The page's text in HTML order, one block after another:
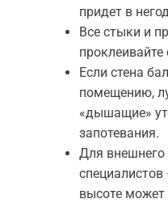
придет в
Все стыки и
Если стена
помещению,
«дышащие»
запотевания.
Для внешнего
высоте может